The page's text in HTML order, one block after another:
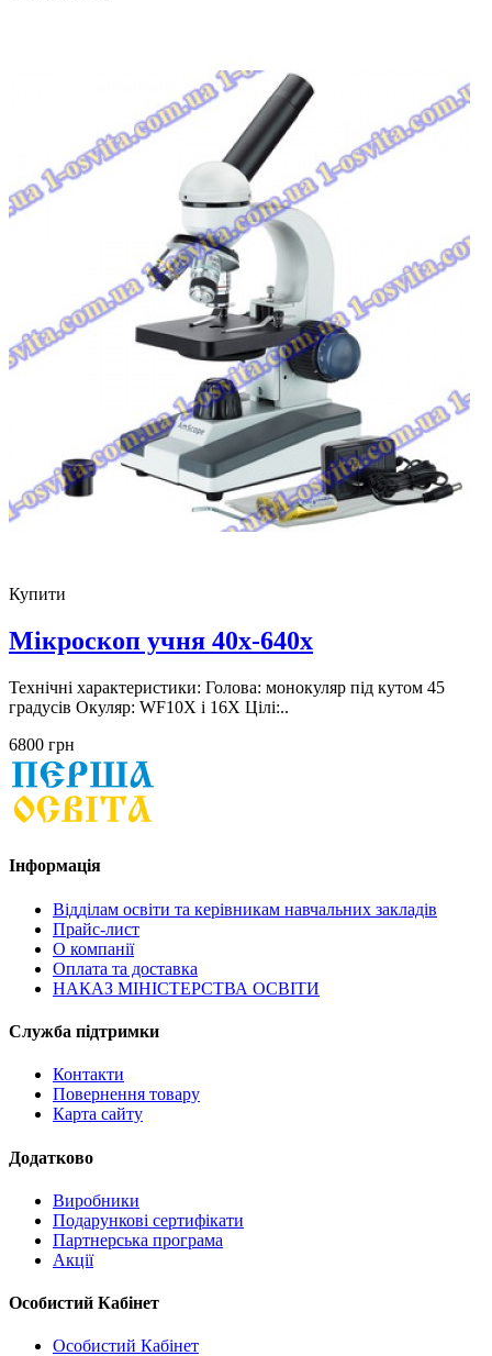
Купити
Мікроскоп учня 40x-640x
Технічні характеристики: Голова: монокуляр під кутом 45
градусів Окуляр: WF10X і 16X Цілі:..
6800 грн
Інформація
Відділам освіти та керівникам навчальних закладів
Прайс-лист
О компанії
Оплата та доставка
НАКАЗ МІНІСТЕРСТВА ОСВІТИ
Служба підтримки
Контакти
Повернення товару
Карта сайту
Додатково
Виробники
Подарункові сертифікати
Партнерська програма
Акції
Особистий Кабінет
Особистий Кабінет